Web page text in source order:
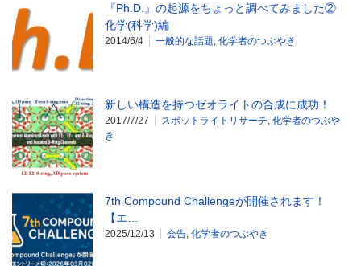
『Ph.D.』の起源をちょっと調べてみました②
化学(科学)編
2014/6/4 一般的な話題, 化学者のつぶやき
新しい構造を持つゼオライトの合成に成功！
2017/7/27 スポットライトリサーチ, 化学者のつぶや
き
7th Compound Challengeが開催されます！
【エ…
2025/12/13 会告, 化学者のつぶやき